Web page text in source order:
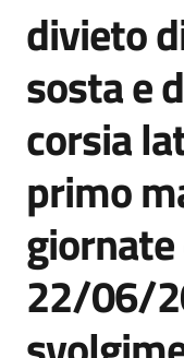
divieto
sosta e
corsia
primo
22/06/